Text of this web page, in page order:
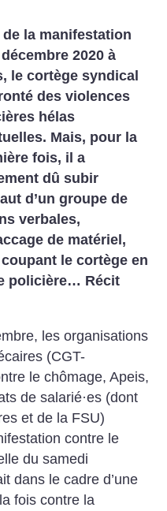
la manifestation
2020 à
le cortège syndical
des violences
hélas
Mais, pour la
fois, il a
dû subir
d’un groupe de
verbales,
de matériel,
le cortège en
policière… Récit
les organisations
(CGT-
le chômage, Apeis,
de salarié·es (dont
et de la FSU)
contre le
du samedi
dans le cadre d’une
fois contre la